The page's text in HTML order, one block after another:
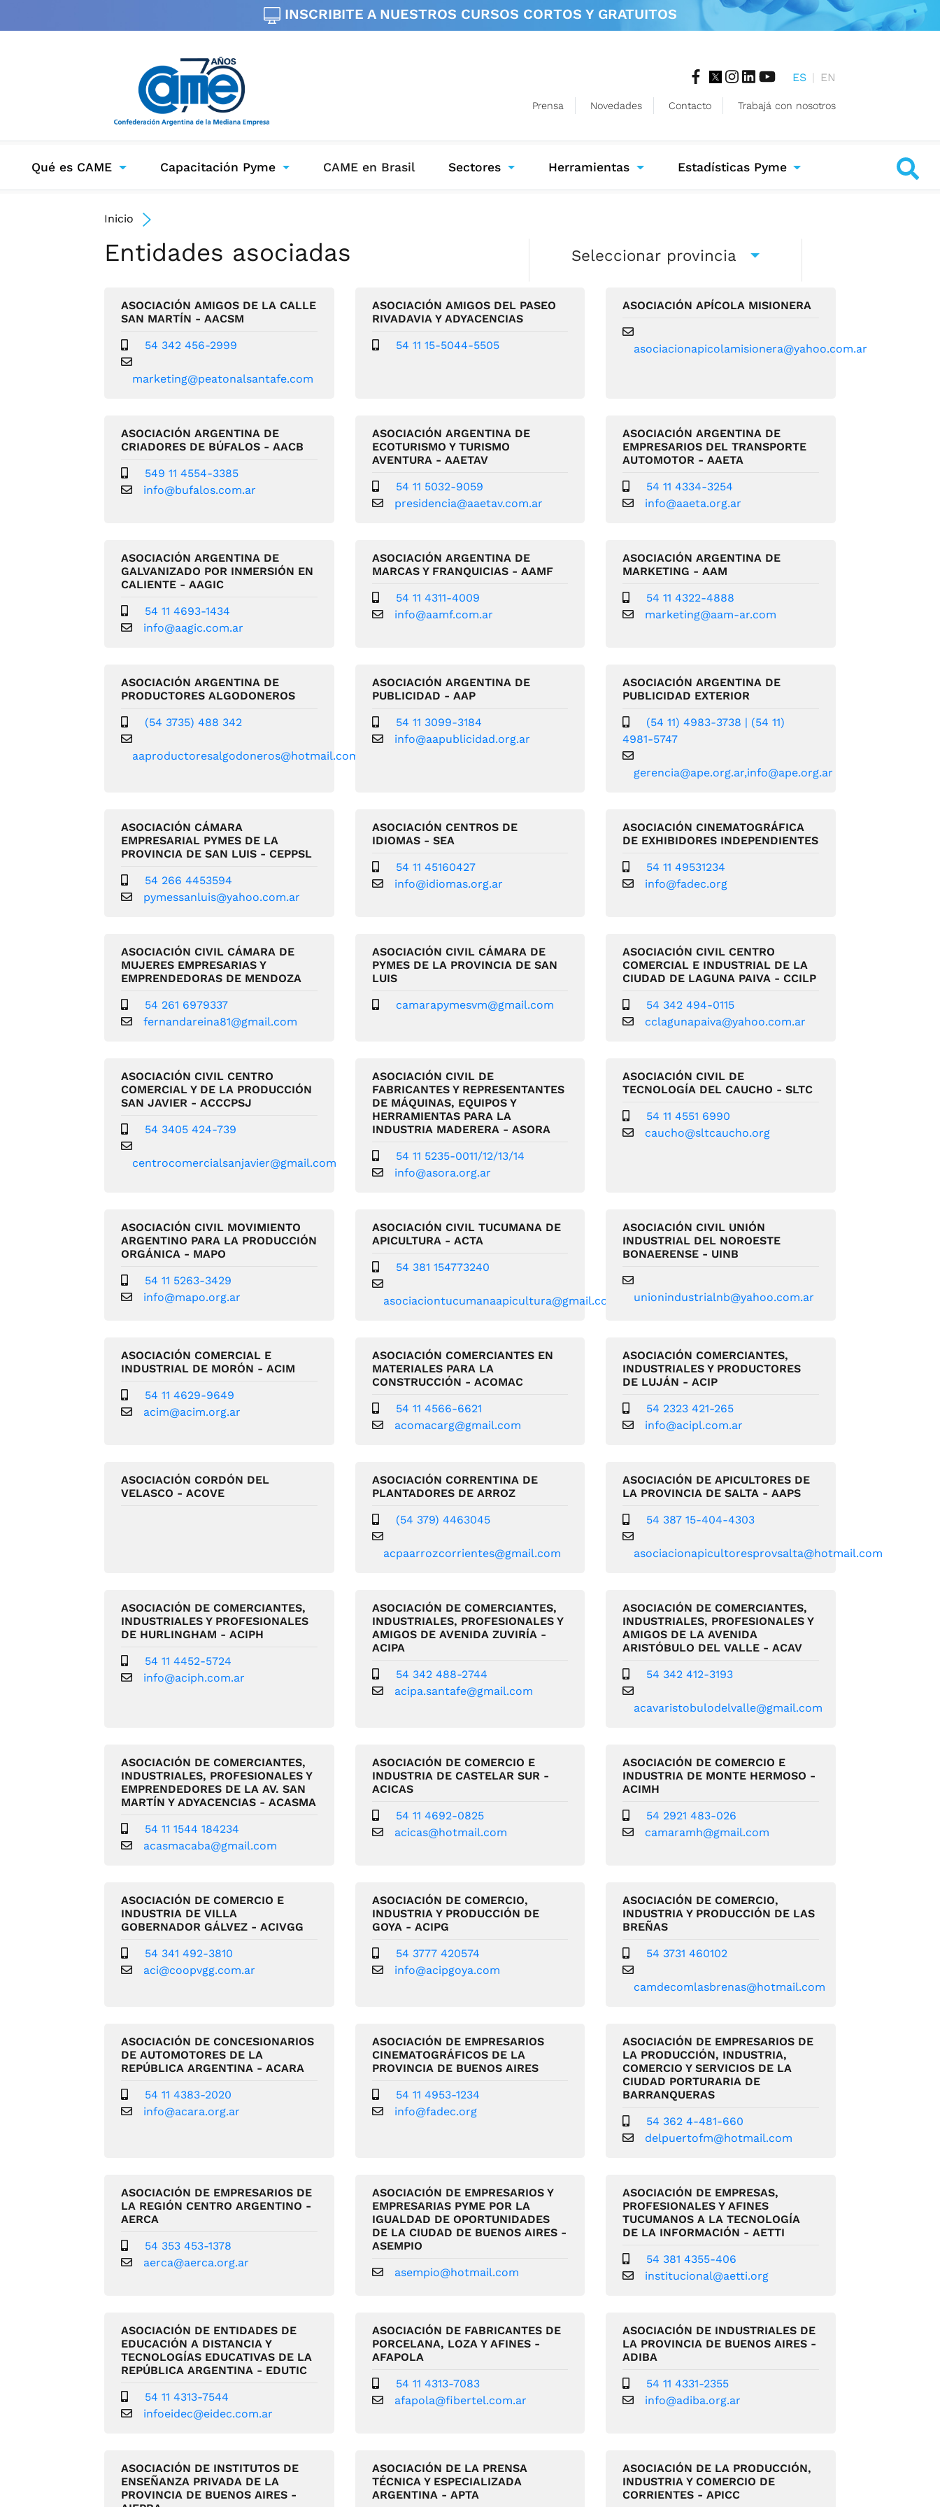
INSCRIBITE A NUESTROS CURSOS CORTOS Y GRATUITOS
ES | EN
Prensa Novedades Contacto Trabajá con nosotros
Qué es CAME Capacitación Pyme CAME en Brasil(current)Sectores Herramientas Estadísticas Pyme
Inicio
Entidades asociadas Seleccionar provincia
ASOCIACIÓN AMIGOS DE LA CALLE
SAN MARTÍN - AACSM
54 342 456-2999
marketing@peatonalsantafe.com
ASOCIACIÓN AMIGOS DEL PASEO
RIVADAVIA Y ADYACENCIAS
54 11 15-5044-5505
ASOCIACIÓN APÍCOLA MISIONERA
asociacionapicolamisionera@yahoo.com.ar
ASOCIACIÓN ARGENTINA DE
CRIADORES DE BÚFALOS - AACB
549 11 4554-3385
info@bufalos.com.ar
ASOCIACIÓN ARGENTINA DE
ECOTURISMO Y TURISMO
AVENTURA - AAETAV
54 11 5032-9059
presidencia@aaetav.com.ar
ASOCIACIÓN ARGENTINA DE
EMPRESARIOS DEL TRANSPORTE
AUTOMOTOR - AAETA
54 11 4334-3254
info@aaeta.org.ar
ASOCIACIÓN ARGENTINA DE
GALVANIZADO POR INMERSIÓN EN
CALIENTE - AAGIC
54 11 4693-1434
info@aagic.com.ar
ASOCIACIÓN ARGENTINA DE
MARCAS Y FRANQUICIAS - AAMF
54 11 4311-4009
info@aamf.com.ar
ASOCIACIÓN ARGENTINA DE
MARKETING - AAM
54 11 4322-4888
marketing@aam-ar.com
ASOCIACIÓN ARGENTINA DE
PRODUCTORES ALGODONEROS
(54 3735) 488 342
aaproductoresalgodoneros@hotmail.com
ASOCIACIÓN ARGENTINA DE
PUBLICIDAD - AAP
54 11 3099-3184
info@aapublicidad.org.ar
ASOCIACIÓN ARGENTINA DE
PUBLICIDAD EXTERIOR
(54 11) 4983-3738 | (54 11)
4981-5747
gerencia@ape.org.ar,info@ape.org.ar
ASOCIACIÓN CÁMARA
EMPRESARIAL PYMES DE LA
PROVINCIA DE SAN LUIS - CEPPSL
54 266 4453594
pymessanluis@yahoo.com.ar
ASOCIACIÓN CENTROS DE
IDIOMAS - SEA
54 11 45160427
info@idiomas.org.ar
ASOCIACIÓN CINEMATOGRÁFICA
DE EXHIBIDORES INDEPENDIENTES
54 11 49531234
info@fadec.org
ASOCIACIÓN CIVIL CÁMARA DE
MUJERES EMPRESARIAS Y
EMPRENDEDORAS DE MENDOZA
54 261 6979337
fernandareina81@gmail.com
ASOCIACIÓN CIVIL CÁMARA DE
PYMES DE LA PROVINCIA DE SAN
LUIS
camarapymesvm@gmail.com
ASOCIACIÓN CIVIL CENTRO
COMERCIAL E INDUSTRIAL DE LA
CIUDAD DE LAGUNA PAIVA - CCILP
54 342 494-0115
cclagunapaiva@yahoo.com.ar
ASOCIACIÓN CIVIL CENTRO
COMERCIAL Y DE LA PRODUCCIÓN
SAN JAVIER - ACCCPSJ
54 3405 424-739
centrocomercialsanjavier@gmail.com
ASOCIACIÓN CIVIL DE
FABRICANTES Y REPRESENTANTES
DE MÁQUINAS, EQUIPOS Y
HERRAMIENTAS PARA LA
INDUSTRIA MADERERA - ASORA
54 11 5235-0011/12/13/14
info@asora.org.ar
ASOCIACIÓN CIVIL DE
TECNOLOGÍA DEL CAUCHO - SLTC
54 11 4551 6990
caucho@sltcaucho.org
ASOCIACIÓN CIVIL MOVIMIENTO
ARGENTINO PARA LA PRODUCCIÓN
ORGÁNICA - MAPO
54 11 5263-3429
info@mapo.org.ar
ASOCIACIÓN CIVIL TUCUMANA DE
APICULTURA - ACTA
54 381 154773240
asociaciontucumanaapicultura@gmail.com
ASOCIACIÓN CIVIL UNIÓN
INDUSTRIAL DEL NOROESTE
BONAERENSE - UINB
unionindustrialnb@yahoo.com.ar
ASOCIACIÓN COMERCIAL E
INDUSTRIAL DE MORÓN - ACIM
54 11 4629-9649
acim@acim.org.ar
ASOCIACIÓN COMERCIANTES EN
MATERIALES PARA LA
CONSTRUCCIÓN - ACOMAC
54 11 4566-6621
acomacarg@gmail.com
ASOCIACIÓN COMERCIANTES,
INDUSTRIALES Y PRODUCTORES
DE LUJÁN - ACIP
54 2323 421-265
info@acipl.com.ar
ASOCIACIÓN CORDÓN DEL
VELASCO - ACOVE
ASOCIACIÓN CORRENTINA DE
PLANTADORES DE ARROZ
(54 379) 4463045
acpaarrozcorrientes@gmail.com
ASOCIACIÓN DE APICULTORES DE
LA PROVINCIA DE SALTA - AAPS
54 387 15-404-4303
asociacionapicultoresprovsalta@hotmail.com
ASOCIACIÓN DE COMERCIANTES,
INDUSTRIALES Y PROFESIONALES
DE HURLINGHAM - ACIPH
54 11 4452-5724
info@aciph.com.ar
ASOCIACIÓN DE COMERCIANTES,
INDUSTRIALES, PROFESIONALES Y
AMIGOS DE AVENIDA ZUVIRÍA -
ACIPA
54 342 488-2744
acipa.santafe@gmail.com
ASOCIACIÓN DE COMERCIANTES,
INDUSTRIALES, PROFESIONALES Y
AMIGOS DE LA AVENIDA
ARISTÓBULO DEL VALLE - ACAV
54 342 412-3193
acavaristobulodelvalle@gmail.com
ASOCIACIÓN DE COMERCIANTES,
INDUSTRIALES, PROFESIONALES Y
EMPRENDEDORES DE LA AV. SAN
MARTÍN Y ADYACENCIAS - ACASMA
54 11 1544 184234
acasmacaba@gmail.com
ASOCIACIÓN DE COMERCIO E
INDUSTRIA DE CASTELAR SUR -
ACICAS
54 11 4692-0825
acicas@hotmail.com
ASOCIACIÓN DE COMERCIO E
INDUSTRIA DE MONTE HERMOSO -
ACIMH
54 2921 483-026
camaramh@gmail.com
ASOCIACIÓN DE COMERCIO E
INDUSTRIA DE VILLA
GOBERNADOR GÁLVEZ - ACIVGG
54 341 492-3810
aci@coopvgg.com.ar
ASOCIACIÓN DE COMERCIO,
INDUSTRIA Y PRODUCCIÓN DE
GOYA - ACIPG
54 3777 420574
info@acipgoya.com
ASOCIACIÓN DE COMERCIO,
INDUSTRIA Y PRODUCCIÓN DE LAS
BREÑAS
54 3731 460102
camdecomlasbrenas@hotmail.com
ASOCIACIÓN DE CONCESIONARIOS
DE AUTOMOTORES DE LA
REPÚBLICA ARGENTINA - ACARA
54 11 4383-2020
info@acara.org.ar
ASOCIACIÓN DE EMPRESARIOS
CINEMATOGRÁFICOS DE LA
PROVINCIA DE BUENOS AIRES
54 11 4953-1234
info@fadec.org
ASOCIACIÓN DE EMPRESARIOS DE
LA PRODUCCIÓN, INDUSTRIA,
COMERCIO Y SERVICIOS DE LA
CIUDAD PORTURARIA DE
BARRANQUERAS
54 362 4-481-660
delpuertofm@hotmail.com
ASOCIACIÓN DE EMPRESARIOS DE
LA REGIÓN CENTRO ARGENTINO -
AERCA
54 353 453-1378
aerca@aerca.org.ar
ASOCIACIÓN DE EMPRESARIOS Y
EMPRESARIAS PYME POR LA
IGUALDAD DE OPORTUNIDADES
DE LA CIUDAD DE BUENOS AIRES -
ASEMPIO
asempio@hotmail.com
ASOCIACIÓN DE EMPRESAS,
PROFESIONALES Y AFINES
TUCUMANOS A LA TECNOLOGÍA
DE LA INFORMACIÓN - AETTI
54 381 4355-406
institucional@aetti.org
ASOCIACIÓN DE ENTIDADES DE
EDUCACIÓN A DISTANCIA Y
TECNOLOGÍAS EDUCATIVAS DE LA
REPÚBLICA ARGENTINA - EDUTIC
54 11 4313-7544
infoeidec@eidec.com.ar
ASOCIACIÓN DE FABRICANTES DE
PORCELANA, LOZA Y AFINES -
AFAPOLA
54 11 4313-7083
afapola@fibertel.com.ar
ASOCIACIÓN DE INDUSTRIALES DE
LA PROVINCIA DE BUENOS AIRES -
ADIBA
54 11 4331-2355
info@adiba.org.ar
ASOCIACIÓN DE INSTITUTOS DE
ENSEÑANZA PRIVADA DE LA
PROVINCIA DE BUENOS AIRES -
ASOCIACIÓN DE LA PRENSA
TÉCNICA Y ESPECIALIZADA
ARGENTINA - APTA
ASOCIACIÓN DE LA PRODUCCIÓN,
INDUSTRIA Y COMERCIO DE
CORRIENTES - APICC